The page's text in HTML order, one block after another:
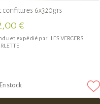
confitures 6x320grs
€
et expédié par : LES VERGERS
En stock